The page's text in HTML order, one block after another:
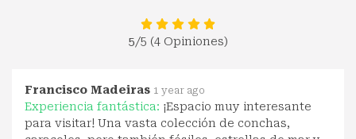
5/5 (4 Opiniones)
Francisco Madeiras 1 year ago
Experiencia fantástica: ¡Espacio muy interesante
para visitar! Una vasta colección de conchas,